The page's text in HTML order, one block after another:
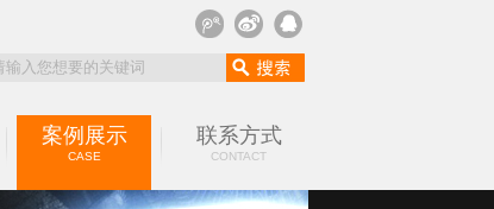
案例展示
CASE
联系方式
CONTACT